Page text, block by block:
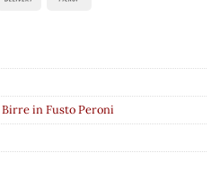
Birre in Fusto Peroni